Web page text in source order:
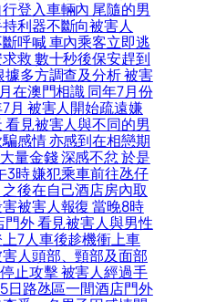
登入車輛內 尾隨的男
利器不斷向被害人
呼喊 車內乘客立即逃
救 數十秒後保安趕到
多方調查及分析 被害
在澳門相識 同年7月份
月 被害人開始疏遠嫌
見被害人與不同的男
感情 亦感到在相戀期
量金錢 深感不忿 於是
時 嫌犯乘車前往氹仔
後在自己酒店房內取
被害人報復 當晚8時
外 看見被害人與男性
7人車後趁機衝上車
人頭部、頸部及面部
止攻擊 被害人經過手
日路氹區一間酒店門外